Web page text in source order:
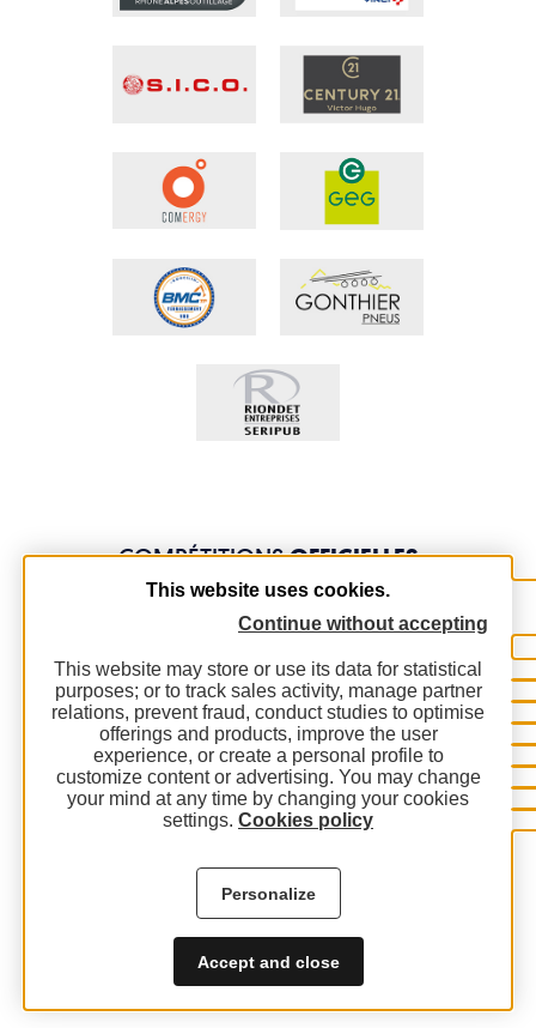
COMPÉTITIONSOFFICIELLES
This website uses cookies.
Continue without accepting
This website may store or use its data for statistical
purposes; or to track sales activity, manage partner
relations, prevent fraud, conduct studies to optimise
offerings and products, improve the user
experience, or create a personal profile to
customize content or advertising. You may change
your mind at any time by changing your cookies
settings. Cookies policy
Personalize
Accept and close